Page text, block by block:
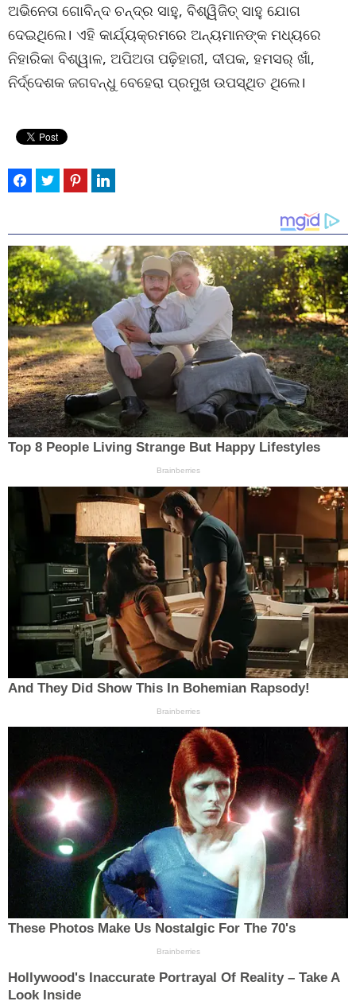
ଅଭିନେତା ଗୋବିନ୍ଦ ଚନ୍ଦ୍ର ସାହୁ, ବିଶ୍ୱିଜିତ୍ ସାହୁ ଯୋଗ
ଦେଇଥିଲେ। ଏହି କାର୍ଯ୍ୟକ୍ରମରେ ଅନ୍ୟମାନଙ୍କ ମଧ୍ୟରେ
ନିହାରିକା ବିଶ୍ୱାଳ, ଅପିଅତା ପଢ଼ିହାରୀ, ଦୀପକ, ହମସର୍ ଖାଁ,
ନିର୍ଦ୍ଦେଶକ ଜଗବନ୍ଧୁ ବେହେରା ପ୍ରମୁଖ ଉପସ୍ଥିତ ଥିଲେ।